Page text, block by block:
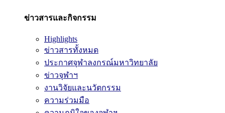
ข่าวสารและกิจกรรม
Highlights
ข่าวสารทั้งหมด
ประกาศจุฬาลงกรณ์มหาวิทยาลัย
ข่าวจุฬาฯ
งานวิจัยและนวัตกรรม
ความร่วมมือ